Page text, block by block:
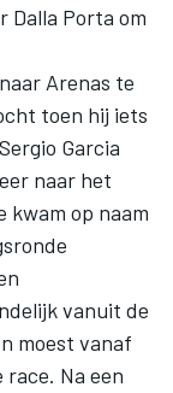
Dalla Porta om
Arenas te
toen hij iets
Garcia
naar het
kwam op naam
vanuit de
moest vanaf
Na een